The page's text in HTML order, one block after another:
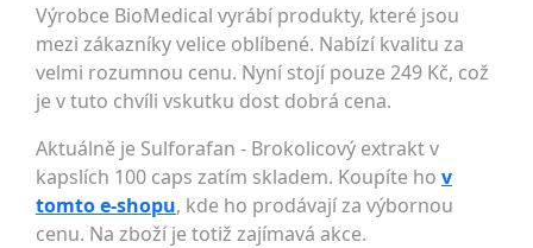
Výrobce BioMedical vyrábí produkty, které jsou
mezi zákazníky velice oblíbené. Nabízí kvalitu za
velmi rozumnou cenu. Nyní stojí pouze 249 Kč, což
je v tuto chvíli vskutku dost dobrá cena.
Aktuálně je Sulforafan - Brokolicový extrakt v
kapslích 100 caps zatím skladem. Koupíte ho v
tomto e-shopu, kde ho prodávají za výbornou
cenu. Na zboží je totiž zajímavá akce.